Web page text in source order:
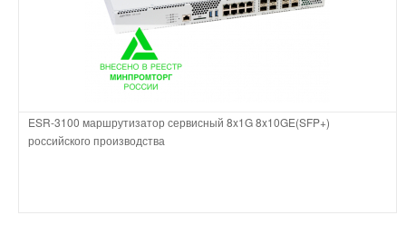
ESR-3100 маршрутизатор сервисный 8x1G 8x10GE(SFP+)
российского производства